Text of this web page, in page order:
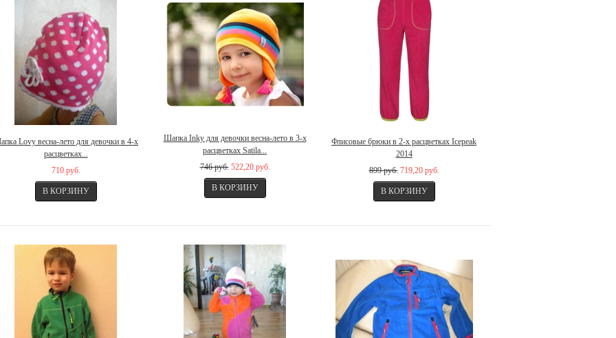
Lovy весна-лето для девочки в 4-х
расцветках...
710 руб.
Шапка Inky для девочки весна-лето в 3-х
расцветках Satila...
746 руб. 522,20 руб.
Флисовые брюки в 2-х расцветках Icepeak
2014
899 руб. 719,20 руб.